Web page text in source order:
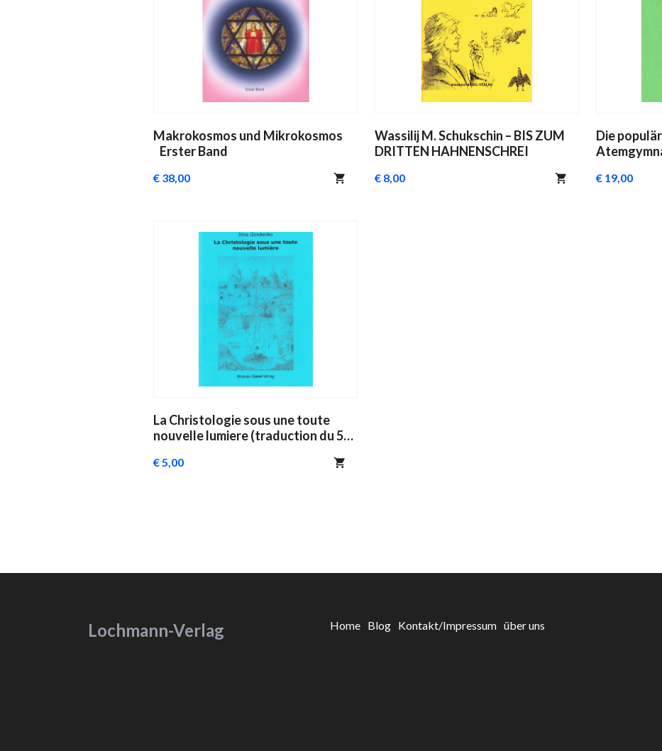
Makrokosmos und Mikrokosmos
Erster Band
€ 38,00
Wassilij M. Schukschin – BIS ZUM
DRITTEN HAHNENSCHREI
€ 8,00
Die
€ 19,00
La Christologie sous une toute
nouvelle lumiere (traduction du 5
€ 5,00
Lochmann-Verlag Home Blog Kontakt/Impressum über uns